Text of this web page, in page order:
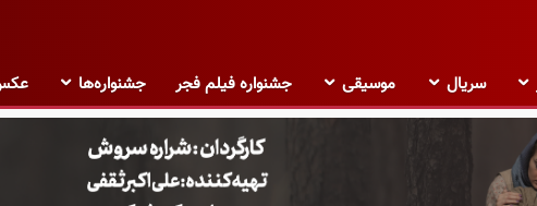
سریال موسیقی جشنواره فیلم فجر جشنواره‌ها